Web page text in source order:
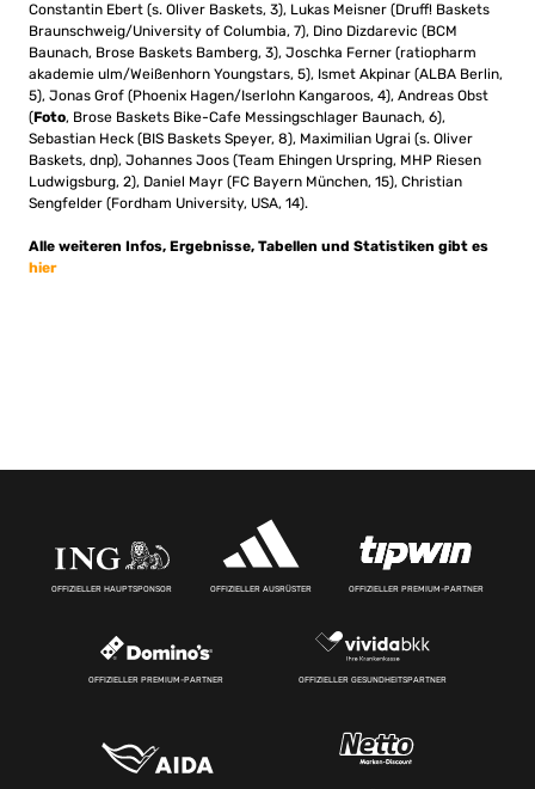
Constantin Ebert (s. Oliver Baskets, 3), Lukas Meisner (Druff! Baskets
Braunschweig/University of Columbia, 7), Dino Dizdarevic (BCM
Baunach, Brose Baskets Bamberg, 3), Joschka Ferner (ratiopharm
akademie ulm/Weißenhorn Youngstars, 5), Ismet Akpinar (ALBA Berlin,
5), Jonas Grof (Phoenix Hagen/Iserlohn Kangaroos, 4), Andreas Obst
(Foto, Brose Baskets Bike-Cafe Messingschlager Baunach, 6),
Sebastian Heck (BIS Baskets Speyer, 8), Maximilian Ugrai (s. Oliver
Baskets, dnp), Johannes Joos (Team Ehingen Urspring, MHP Riesen
Ludwigsburg, 2), Daniel Mayr (FC Bayern München, 15), Christian
Sengfelder (Fordham University, USA, 14).
Alle weiteren Infos, Ergebnisse, Tabellen und Statistiken gibt es
hier
OFFIZIELLER HAUPTSPONSOR OFFIZIELLER AUSRÜSTER OFFIZIELLER PREMIUM-PARTNER
OFFIZIELLER PREMIUM-PARTNER OFFIZIELLER GESUNDHEITSPARTNER